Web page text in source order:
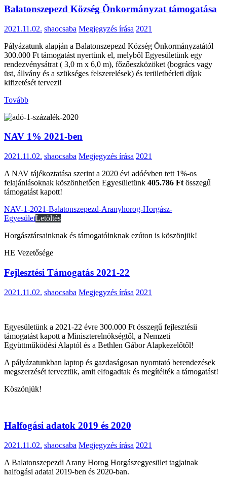
Balatonszepezd Község Önkormányzat támogatása
2021.11.02. shaocsaba Megjegyzés írása 2021
Pályázatunk alapján a Balatonszepezd Község Önkormányzatától
300.000 Ft támogatást nyertünk el, melyből Egyesületünk egy
rendezvénysátrat ( 3,0 m x 6,0 m), főzőeszközöket (bogrács vagy
üst, állvány és a szükséges felszerelések) és területbérleti díjak
kifizetését tervezi!
Tovább
NAV 1% 2021-ben
2021.11.02. shaocsaba Megjegyzés írása 2021
A NAV tájékoztatása szerint a 2020 évi adóévben tett 1%-os
felajánlásoknak köszönhetően Egyesületünk 405.786 Ft összegű
támogatást kapott!
NAV-1-2021-Balatonszepezd-Aranyhorog-Horgász-
EgyesületLetöltés
Horgásztársainknak és támogatóinknak ezúton is köszönjük!
HE Vezetősége
Fejlesztési Támogatás 2021-22
2021.11.02. shaocsaba Megjegyzés írása 2021
Egyesületünk a 2021-22 évre 300.000 Ft összegű fejlesztésii
támogatást kapott a Miniszterelnökségtől, a Nemzeti
Együttműködési Alaptól és a Bethlen Gábor Alapkezelőtől!
A pályázatunkban laptop és gazdaságosan nyomtató berendezések
megszerzését terveztük, amit elfogadtak és megítélték a támogatást!
Köszönjük!
Halfogási adatok 2019 és 2020
2021.11.02. shaocsaba Megjegyzés írása 2021
A Balatonszepezdi Arany Horog Horgászegyesület tagjainak
halfogási adatai 2019-ben és 2020-ban.